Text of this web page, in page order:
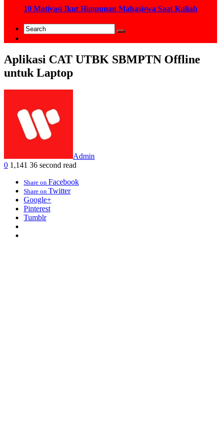
10 Motivasi Ikut Himpunan Mahasiswa Saat Kuliah
Aplikasi CAT UTBK SBMPTN Offline
untuk Laptop
Admin
0 1,141 36 second read
Share on Facebook
Share on Twitter
Google+
Pinterest
Tumblr